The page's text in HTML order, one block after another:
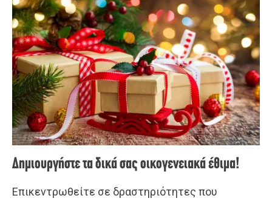
Δημιουργήστε τα δικά σας οικογενειακά έθιμα!
Επικεντρωθείτε σε δραστηριότητες που